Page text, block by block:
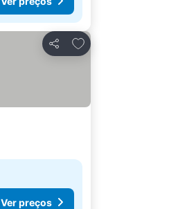
Partilhar
Adicionar aos favoritos
Ver preços